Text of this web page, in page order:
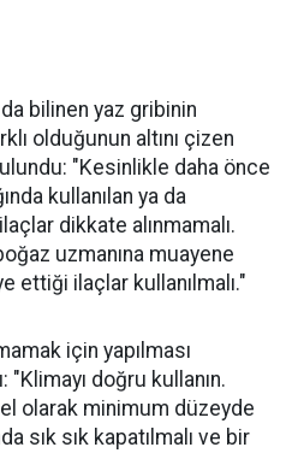
bilinen yaz gribinin
olduğunun altını çizen
"Kesinlikle daha önce
kullanılan ya da
dikkate alınmamalı.
uzmanına muayene
ettiği ilaçlar kullanılmalı."
için yapılması
"Klimayı doğru kullanın.
olarak minimum düzeyde
sık sık kapatılmalı ve bir